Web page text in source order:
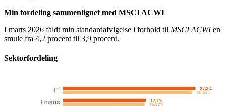
Min fordeling sammenlignet med MSCI ACWI
I marts 2026 faldt min standardafvigelse i forhold til MSCI ACWIen
smule fra 4,2 procent til 3,9 procent.
Sektorfordeling